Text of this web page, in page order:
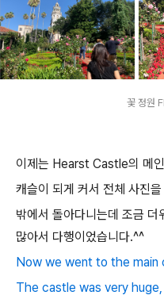
꽃 정원
이제는 Hearst Castle의 메
캐슬이 되게 커서 전체 사진
밖에서 돌아다니는데 조금 더
많아서 다행이었습니다.^^
Now we went to the main
The castle was very